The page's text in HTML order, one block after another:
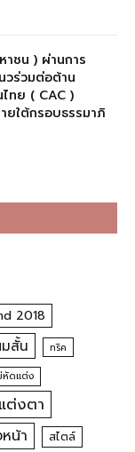
าชน ) ผ่านการ
วร่วมต่อต้าน
ทย ( CAC )
ยใต้กรอบธรรมาภิ
2018
สั้น ทริค
หัดแต่ง
ต่งตา
น้า สไตล์